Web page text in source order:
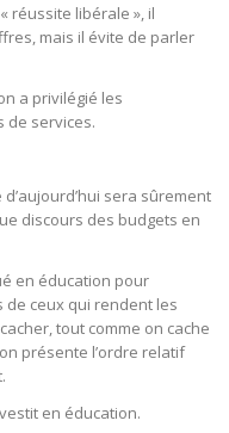
réussite libérale », il
mais il évite de parler
a privilégié les
de services.
sera sûrement
discours des budgets en
en éducation pour
ceux qui rendent les
tout comme on cache
présente l’ordre relatif
en éducation.